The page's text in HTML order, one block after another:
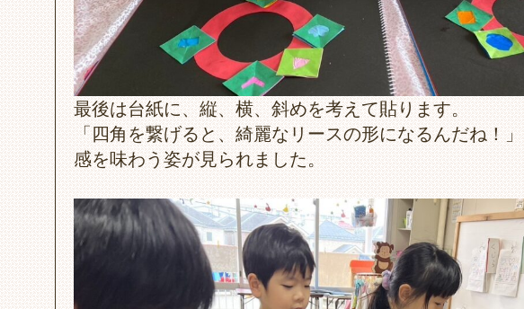
最後は台紙に、縦、横、斜めを考えて貼ります。
「四角を繋げると、綺麗なリースの形になるんだね！
感を味わう姿が見られました。